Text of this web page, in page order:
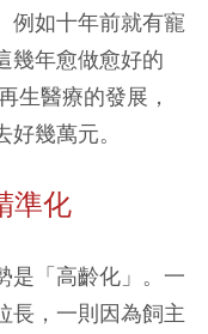
例如十年前就有寵
幾年愈做愈好的
生醫療的發展，
幾萬元。
準化
是「高齡化」。一
長，一則因為飼主